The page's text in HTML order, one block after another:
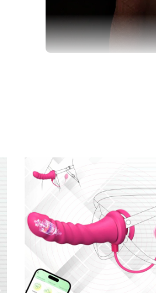
rỗng ruột này còn có tính
dương vật ma sát vào thành